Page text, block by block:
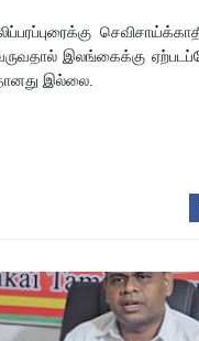
இலங்கைக்கு
இல்லை.